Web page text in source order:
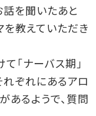
話を聞いたあと
を教えていただき
「ナーバス期」
れぞれにあるアロ
あるようで、質問